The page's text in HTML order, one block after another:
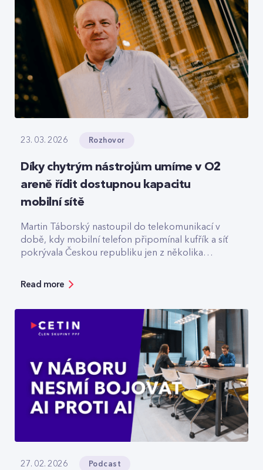
23. 03. 2026 Rozhovor
Díky chytrým nástrojům umíme v O2
areně řídit dostupnou kapacitu
mobilní sítě
Martin Táborský nastoupil do telekomunikací v
době, kdy mobilní telefon připomínal kufřík a síť
pokrývala Českou republiku jen z několika
za špičkovou kvalitu a optimalizaci rádiové sítě. V
prázdné O2 areně nebo komu už dnes
spolehlivě slouží privátní 5G sítě.
Read more
27. 02. 2026 Podcast